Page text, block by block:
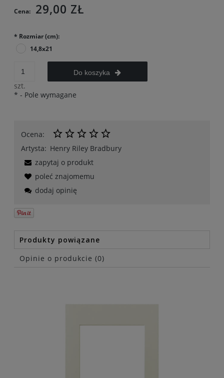
Cena: 29,00 ZŁ
* Rozmiar (cm):
14,8x21
szt.
Do koszyka
* - Pole wymagane
Ocena:
Artysta: Henry Riley Bradbury
zapytaj o produkt
poleć znajomemu
dodaj opinię
Produkty powiązane
Opinie o produkcie (0)